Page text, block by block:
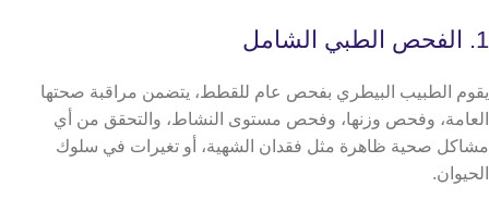
1. الفحص الطبي الشامل
يقوم الطبيب البيطري بفحص عام للقطط، يتضمن مراقبة صحتها
العامة، وفحص وزنها، وفحص مستوى النشاط، والتحقق من أي
مشاكل صحية ظاهرة مثل فقدان الشهية، أو تغيرات في سلوك
الحيوان.